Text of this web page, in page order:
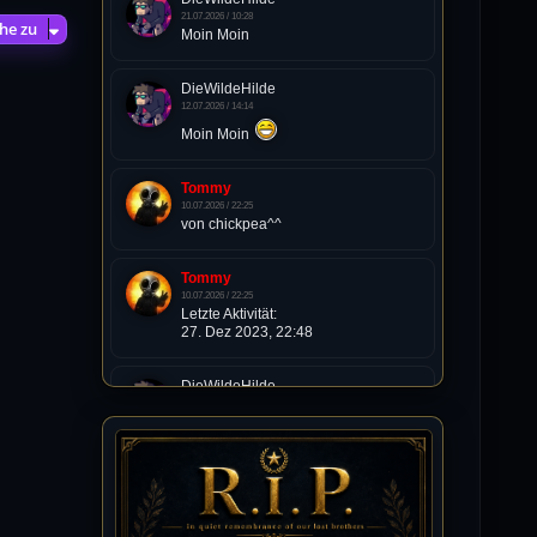
zu
21.07.2026 / 10:28
Moin Moin
DieWildeHilde
12.07.2026 / 14:14
Moin Moin
Tommy
10.07.2026 / 22:25
von chickpea^^
Tommy
10.07.2026 / 22:25
Letzte Aktivität:
27. Dez 2023, 22:48
DieWildeHilde
Happy Birthday Chickpea
DieWildeHilde
10.07.2026 / 10:08
Hallo meine Lieben!